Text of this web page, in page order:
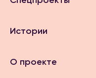
Истории
О проекте